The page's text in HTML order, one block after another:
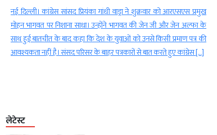
नई दिल्ली। कांग्रेस सांसद प्रियंका गांधी वाड्रा ने शुक्रवार को आरएसएस प्रमुख
मोहन भागवत पर निशाना साधा। उन्होंने भागवत की जेन जी और जेन अल्फा के
साथ हुई बातचीत के बाद कहा कि देश के युवाओं को उनसे किसी प्रमाण पत्र की
आवश्यकता नहीं है। संसद परिसर के बाहर पत्रकारों से बात करते हुए कांग्रेस […]
लेटेस्ट